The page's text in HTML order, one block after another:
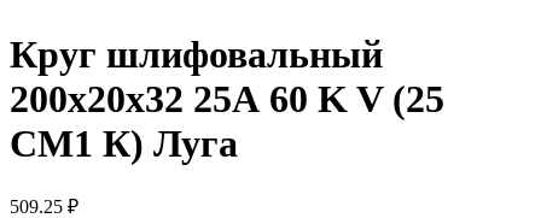
Круг шлифовальный
200х20х32 25А 60 K V (25
СМ1 К) Луга
509.25 ₽